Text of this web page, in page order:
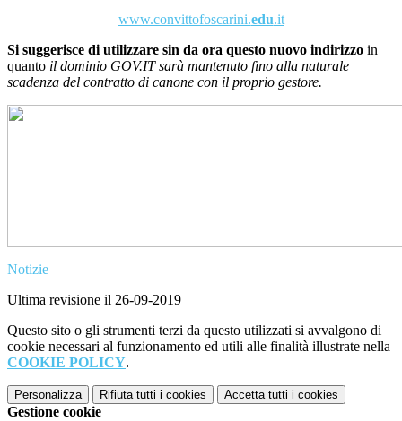
www.convittofoscarini.edu.it
Si suggerisce di utilizzare sin da ora questo nuovo indirizzo in
quanto il dominio GOV.IT sarà mantenuto fino alla naturale
scadenza del contratto di canone con il proprio gestore.
Notizie
Ultima revisione il 26-09-2019
Questo sito o gli strumenti terzi da questo utilizzati si avvalgono di
cookie necessari al funzionamento ed utili alle finalità illustrate nella
COOKIE POLICY.
Personalizza Rifiuta tutti i cookies Accetta tutti i cookies
Gestione cookie